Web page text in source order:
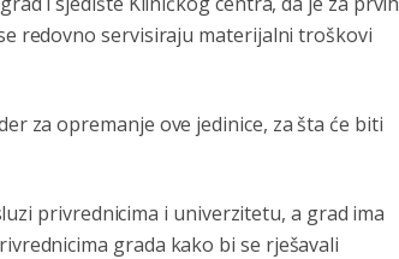
redovno servisiraju materijalni troškovi
za opremanje ove jedinice, za šta će biti
privrednicima i univerzitetu, a grad ima
grada kako bi se rješavali